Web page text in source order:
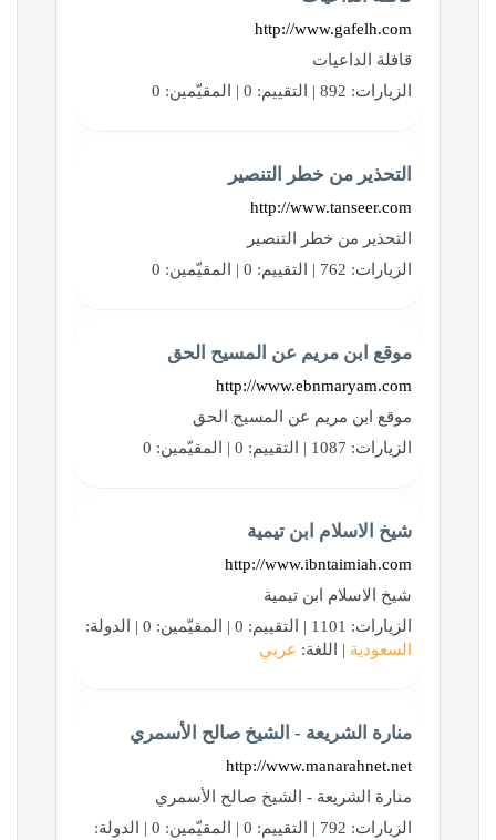
http://www.gafelh.com
قافلة الداعيات
الزيارات: 892 | التقييم: 0 | المقيّمين: 0
التحذير من خطر التنصير
http://www.tanseer.com
التحذير من خطر التنصير
الزيارات: 762 | التقييم: 0 | المقيّمين: 0
موقع ابن مريم عن المسيح الحق
http://www.ebnmaryam.com
موقع ابن مريم عن المسيح الحق
الزيارات: 1087 | التقييم: 0 | المقيّمين: 0
شيخ الاسلام ابن تيمية
http://www.ibntaimiah.com
شيخ الاسلام ابن تيمية
الزيارات: 1101 | التقييم: 0 | المقيّمين: 0 | الدولة:
السعودية | اللغة: عربي
منارة الشريعة - الشيخ صالح الأسمري
http://www.manarahnet.net
منارة الشريعة - الشيخ صالح الأسمري
الزيارات: 792 | التقييم: 0 | المقيّمين: 0 | الدولة: